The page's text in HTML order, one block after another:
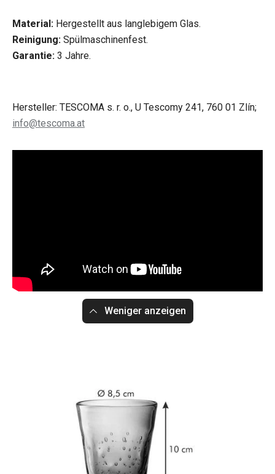
Material: Hergestellt aus langlebigem Glas.
Reinigung: Spülmaschinenfest.
Garantie: 3 Jahre.
Hersteller: TESCOMA s. r. o., U Tescomy 241, 760 01 Zlín;
info@tescoma.at
Weniger anzeigen